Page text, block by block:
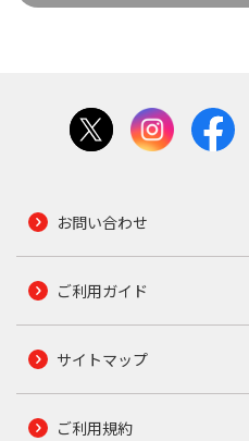
お問い合わせ
ご利用ガイド
サイトマップ
ご利用規約